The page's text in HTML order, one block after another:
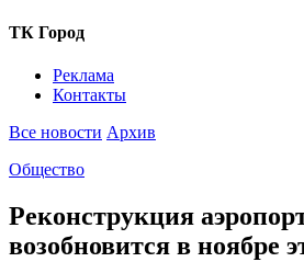
ТК Город
Реклама
Контакты
Все новости Архив
Общество
Реконструкция
возобновится в ноябре